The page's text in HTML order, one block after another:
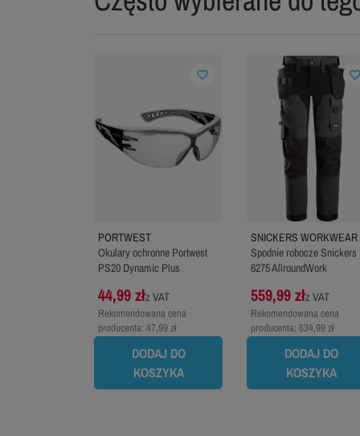
PORTWEST
Okulary ochronne Portwest
PS20 Dynamic Plus
44,99 złz VAT
Rekomendowana cena
producenta: 47,99 zł
DODAJ DO
KOSZYKA
favorite_border
SNICKERS WORKWEAR
Spodnie robocze Snickers
6275 AllroundWork
559,99 złz VAT
Rekomendowana cena
producenta: 634,99 zł
DODAJ DO
KOSZYKA
favorite_border